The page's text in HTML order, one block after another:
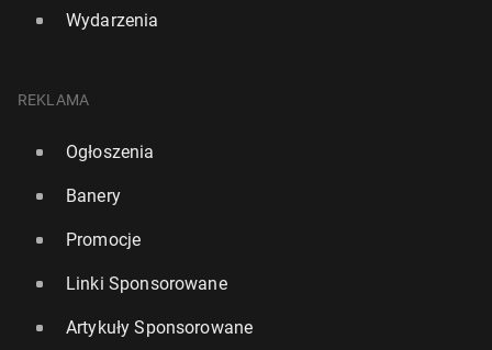
Wydarzenia
REKLAMA
Ogłoszenia
Banery
Promocje
Linki Sponsorowane
Artykuły Sponsorowane